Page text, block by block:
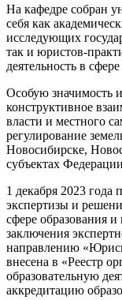
На кафедре собран
себя как
исследующих
так и юристов-
деятельность в
Особую значимость
конструктивное
власти и местного
регулирование
Новосибирске,
субъектах
1 декабря 2023 года
экспертизы и
сфере образования
заключения
направлению
внесена в «Реестр
образовательную
аккредитацию